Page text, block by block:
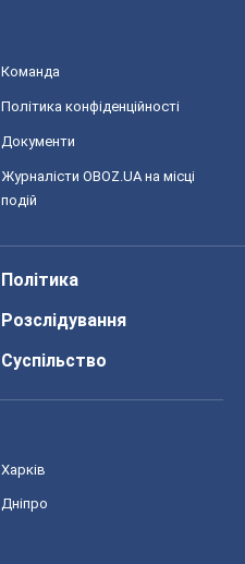
Команда
Політика конфіденційності
Документи
Журналісти OBOZ.UA на місці
подій
Політика
Розслідування
Суспільство
Харків
Дніпро